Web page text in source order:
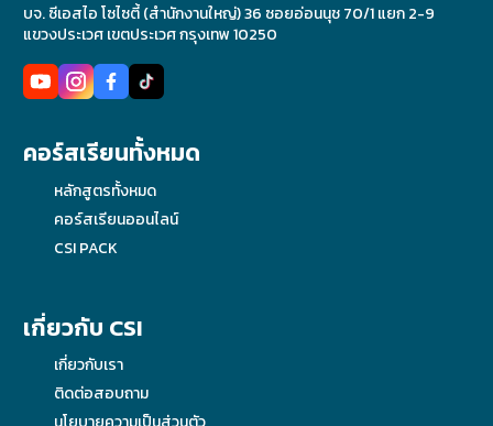
บจ. ซีเอสไอ โซไซตี้ (สำนักงานใหญ่) 36 ซอยอ่อนนุช 70/1 แยก 2-9
แขวงประเวศ เขตประเวศ กรุงเทพ 10250
คอร์สเรียนทั้งหมด
หลักสูตรทั้งหมด
คอร์สเรียนออนไลน์
CSI PACK
เกี่ยวกับ CSI
เกี่ยวกับเรา
ติดต่อสอบถาม